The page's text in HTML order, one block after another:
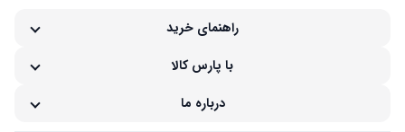
راهنمای خرید
با پارس کالا
درباره ما